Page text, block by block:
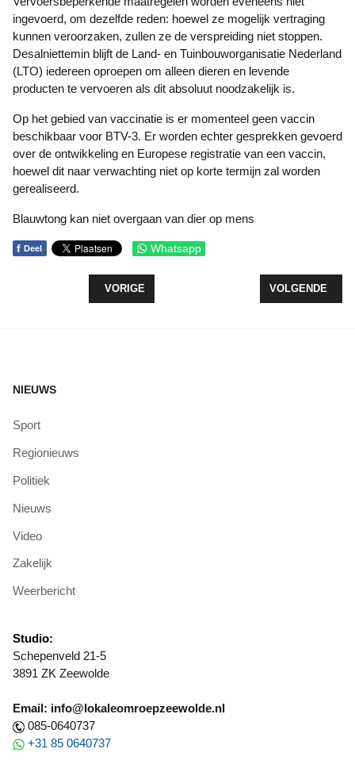
ingevoerd, om dezelfde reden: hoewel ze mogelijk vertraging
kunnen veroorzaken, zullen ze de verspreiding niet stoppen.
Desalniettemin blijft de Land- en Tuinbouworganisatie Nederland
(LTO) iedereen oproepen om alleen dieren en levende
producten te vervoeren als dit absoluut noodzakelijk is.
Op het gebied van vaccinatie is er momenteel geen vaccin
beschikbaar voor BTV-3. Er worden echter gesprekken gevoerd
over de ontwikkeling en Europese registratie van een vaccin,
hoewel dit naar verwachting niet op korte termijn zal worden
gerealiseerd.
Blauwtong kan niet overgaan van dier op mens
f Deel Whatsapp
VORIG ARTIKEL: NOTA SOCIAAL DOMEIN
VORIGE VOLGENDE
VOLGENDE
NIEUWS
Sport
Regionieuws
Politiek
Nieuws
Video
Zakelijk
Weerbericht
Studio:
Schepenveld 21-5
3891 ZK Zeewolde
Email: info@lokaleomroepzeewolde.nl
085-0640737
+31 85 0640737